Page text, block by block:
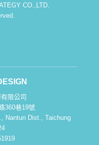
CO.,LTD.
限公司
360巷19號
Nantun Dist., Taichung